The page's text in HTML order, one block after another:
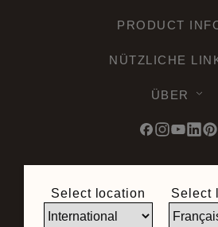
PRODUCT
NÜTZLICHE
ÜBER
vorbehalten -
Select location Select